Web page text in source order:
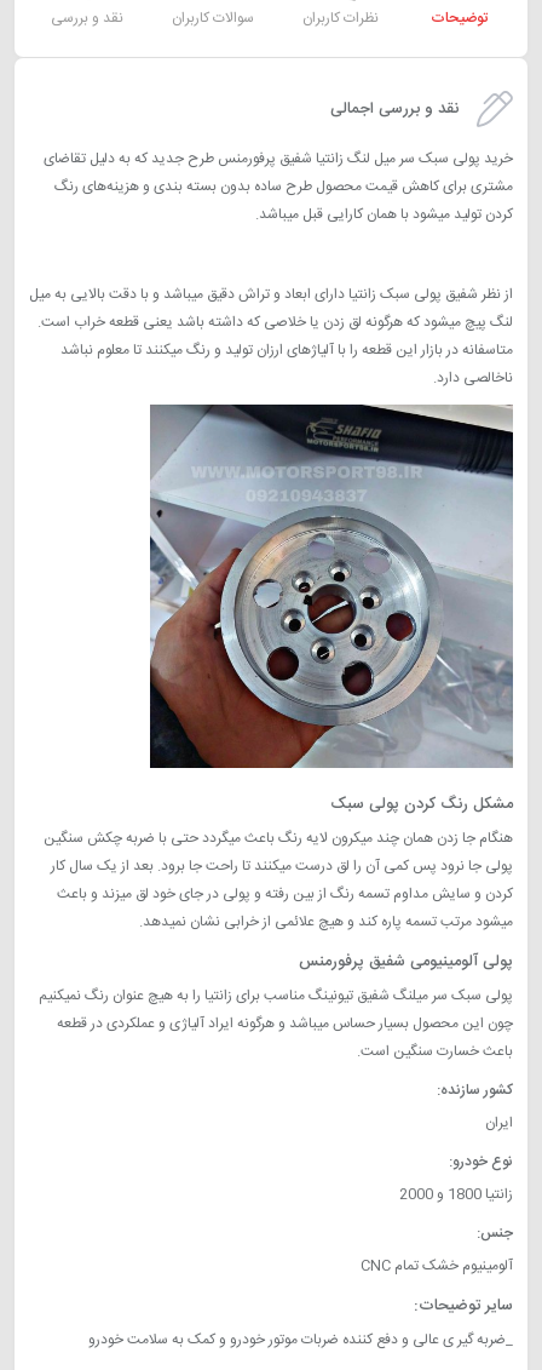
توضیحات نظرات کاربران سوالات کاربران نقد و بررسی
نقد و بررسی اجمالی
خرید پولی سبک سر میل لنگ زانتیا شفیق پرفورمنس طرح جدید که به دلیل تقاضای
مشتری برای کاهش قیمت محصول طرح ساده بدون بسته بندی و هزینه‌های رنگ
کردن تولید میشود با همان کارایی قبل میباشد.
از نظر شفیق پولی سبک زانتیا دارای ابعاد و تراش دقیق میباشد و با دقت بالایی به میل
لنگ پیچ میشود که هرگونه لق زدن یا خلاصی که داشته باشد یعنی قطعه خراب است.
متاسفانه در بازار این قطعه را با آلیاژهای ارزان تولید و رنگ میکنند تا معلوم نباشد
ناخالصی دارد.
مشکل رنگ کردن پولی سبک
هنگام جا زدن همان چند میکرون لایه رنگ باعث میگردد حتی با ضربه چکش سنگین
پولی جا نرود پس کمی آن را لق درست میکنند تا راحت جا برود. بعد از یک سال کار
کردن و سایش مداوم تسمه رنگ از بین رفته و پولی در جای خود لق میزند و باعث
میشود مرتب تسمه پاره کند و هیچ علائمی از خرابی نشان نمیدهد.
پولی آلومینیومی شفیق پرفورمنس
پولی سبک سر میلنگ شفیق تیونینگ مناسب برای زانتیا را به هیچ عنوان رنگ نمیکنیم
چون این محصول بسیار حساس میباشد و هرگونه ایراد آلیاژی و عملکردی در قطعه
باعث خسارت سنگین است.
کشور سازنده:
ایران
نوع خودرو:
زانتیا 1800 و 2000
جنس:
آلومینیوم خشک تمام CNC
سایر توضیحات:
_ضربه گیر ی عالی و دفع کننده ضربات موتور خودرو و کمک به سلامت خودرو